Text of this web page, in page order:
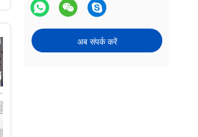
अब संपर्क करें